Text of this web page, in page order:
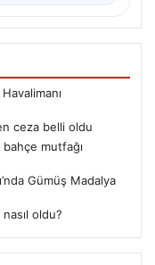
ceza belli oldu
bahçe mutfağı
Gümüş Madalya
nasıl oldu?